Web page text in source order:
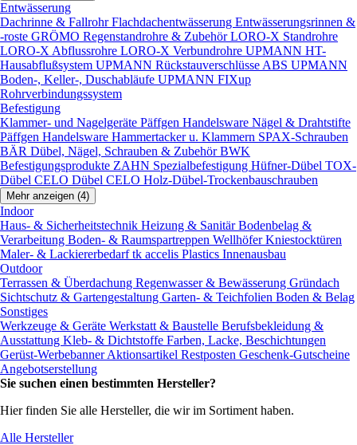
Entwässerung
Dachrinne & FallrohrFlachdachentwässerung Entwässerungsrinnen &
-roste GRÖMO Regenstandrohre & ZubehörLORO-X Standrohre
LORO-X Abflussrohre LORO-X Verbundrohre UPMANN HT-
Hausabflußsystem UPMANN Rückstauverschlüsse ABS UPMANN
Boden-, Keller-, Duschabläufe UPMANN FIXup
Rohrverbindungssystem
Befestigung
Klammer- und Nagelgeräte Päffgen Handelsware Nägel & Drahtstifte
Päffgen Handelsware Hammertacker u. Klammern SPAX-Schrauben
BÄR Dübel, Nägel, Schrauben & ZubehörBWK
Befestigungsprodukte ZAHN Spezialbefestigung Hüfner-Dübel TOX-
Dübel CELO Dübel CELO Holz-Dübel-Trockenbauschrauben
Mehr anzeigen (4)
Indoor
Haus- & Sicherheitstechnik Heizung & SanitärBodenbelag &
Verarbeitung Boden- & Raumspartreppen Wellhöfer Kniestocktüren
Maler- & Lackiererbedarftk accelis Plastics Innenausbau
Outdoor
Terrassen & Überdachung Regenwasser & Bewässerung Gründach
Sichtschutz & Gartengestaltung Garten- & Teichfolien Boden & Belag
Sonstiges
Werkzeuge & Geräte Werkstatt & Baustelle Berufsbekleidung &
Ausstattung Kleb- & Dichtstoffe Farben, Lacke, Beschichtungen
Gerüst-WerbebannerAktionsartikel Restposten Geschenk-Gutscheine
Angebotserstellung
Sie suchen einen bestimmten Hersteller?
Hier finden Sie alle Hersteller, die wir im Sortiment haben.
Alle Hersteller